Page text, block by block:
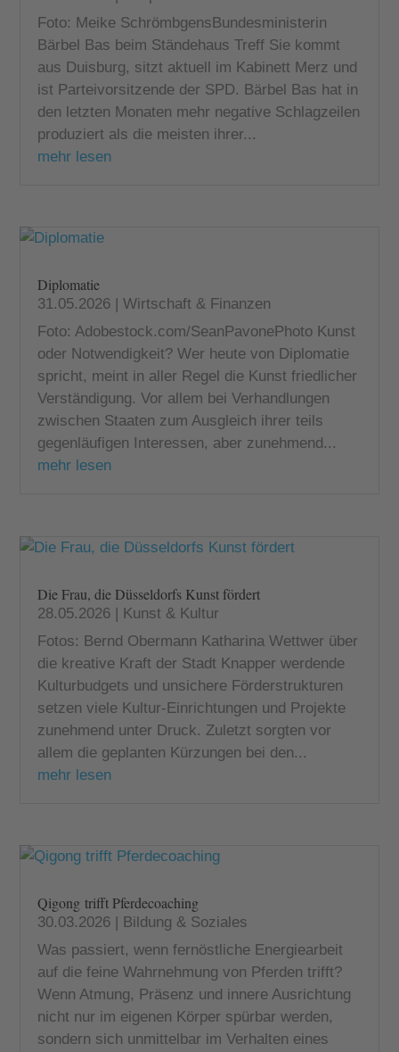
Foto: Meike SchrömbgensBundesministerin
Bärbel Bas beim Ständehaus Treff Sie kommt
aus Duisburg, sitzt aktuell im Kabinett Merz und
ist Parteivorsitzende der SPD. Bärbel Bas hat in
den letzten Monaten mehr negative Schlagzeilen
produziert als die meisten ihrer...
mehr lesen
Diplomatie
31.05.2026 |Wirtschaft & Finanzen
Foto: Adobestock.com/SeanPavonePhoto Kunst
oder Notwendigkeit? Wer heute von Diplomatie
spricht, meint in aller Regel die Kunst friedlicher
Verständigung. Vor allem bei Verhandlungen
zwischen Staaten zum Ausgleich ihrer teils
gegenläufigen Interessen, aber zunehmend...
mehr lesen
Die Frau, die Düsseldorfs Kunst fördert
28.05.2026 | Kunst & Kultur
Fotos: Bernd Obermann Katharina Wettwer über
die kreative Kraft der Stadt Knapper werdende
Kulturbudgets und unsichere Förderstrukturen
setzen viele Kultur-Einrichtungen und Projekte
zunehmend unter Druck. Zuletzt sorgten vor
allem die geplanten Kürzungen bei den...
mehr lesen
Qigong trifft Pferdecoaching
30.03.2026 | Bildung & Soziales
Was passiert, wenn fernöstliche Energiearbeit
auf die feine Wahrnehmung von Pferden trifft?
Wenn Atmung, Präsenz und innere Ausrichtung
nicht nur im eigenen Körper spürbar werden,
sondern sich unmittelbar im Verhalten eines